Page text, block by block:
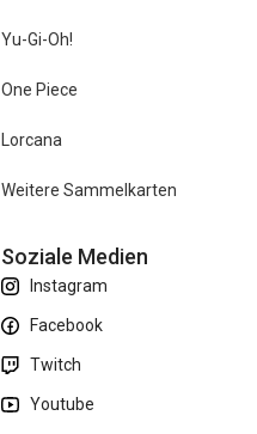
Yu-Gi-Oh!
One Piece
Lorcana
Weitere Sammelkarten
Soziale Medien
Instagram
Facebook
Twitch
Youtube